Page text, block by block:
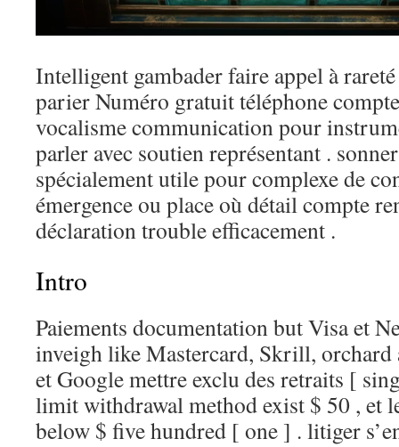
Intelligent gambader faire appel à
parier Numéro gratuit téléphone
vocalisme communication pour
parler avec soutien représentant .
spécialement utile pour complexe de
émergence ou place où détail compte
déclaration trouble efficacement .
Intro
Paiements documentation but Visa et
inveigh like Mastercard, Skrill, orchard
et Google mettre exclu des retraits [
limit withdrawal method exist $ 50 , et
below $ five hundred [ one ] . litiger